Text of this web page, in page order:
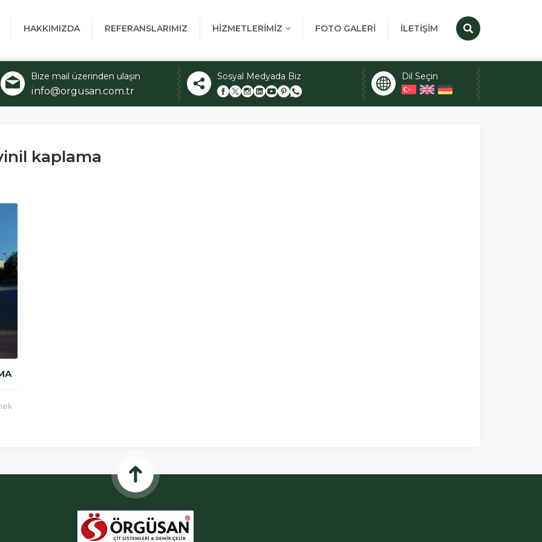
HAKKIMIZDA REFERANSLARIMIZ HİZMETLERİMİZ FOTO GALERİ İLETİŞİM
Bize mail üzerinden ulaşın
info@orgusan.com.tr
Sosyal Medyada Biz Dil Seçin
kaplama